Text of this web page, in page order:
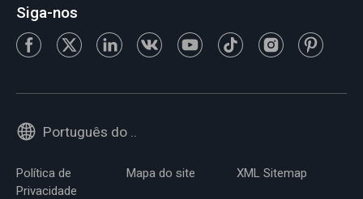
Siga-nos
Português do Brasil
Política de
Privacidade
Mapa do site XML Sitemap